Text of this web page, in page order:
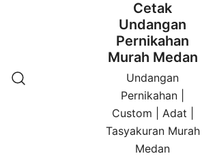
Cetak
Undangan
Pernikahan
Murah Medan
Undangan
Pernikahan |
Custom | Adat |
Tasyakuran Murah
Medan